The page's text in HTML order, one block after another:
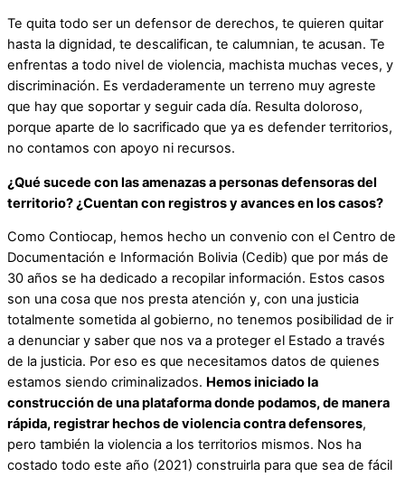
Te quita todo ser un defensor de derechos, te quieren quitar
hasta la dignidad, te descalifican, te calumnian, te acusan. Te
enfrentas a todo nivel de violencia, machista muchas veces, y
discriminación. Es verdaderamente un terreno muy agreste
que hay que soportar y seguir cada día. Resulta doloroso,
porque aparte de lo sacrificado que ya es defender territorios,
no contamos con apoyo ni recursos.
¿Qué sucede con las amenazas a personas defensoras del
territorio? ¿Cuentan con registros y avances en los casos?
Como Contiocap, hemos hecho un convenio con el Centro de
Documentación e Información Bolivia (Cedib) que por más de
30 años se ha dedicado a recopilar información. Estos casos
son una cosa que nos presta atención y, con una justicia
totalmente sometida al gobierno, no tenemos posibilidad de ir
a denunciar y saber que nos va a proteger el Estado a través
de la justicia. Por eso es que necesitamos datos de quienes
estamos siendo criminalizados. Hemos iniciado la
construcción de una plataforma donde podamos, de manera
rápida, registrar hechos de violencia contra defensores,
pero también la violencia a los territorios mismos. Nos ha
costado todo este año (2021) construirla para que sea de fácil